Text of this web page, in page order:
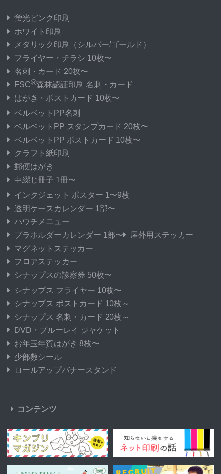
蛍光ピンク印刷
ホワイト印刷
メタリック印刷
（シルバー/ゴールド）
フライヤー・チラシ 10枚〜
名刺・カード 20枚〜
FSC®森林認証印刷 名刺・カード
はがき・ポストカード 10枚〜
ベルベットPP名刺
ベルベットPP スタンプカード 20枚〜
ベルベットPP ポストカード 10枚〜
クラフト紙印刷
郵便はがき
中綴じ冊子 1冊〜
インクジェット ポスター 1〜9枚
透明ケースカレンダー 1部〜
パウチメニュー
プラホルダーカレンダー 1部〜
屋外用ステッカー
マグネットステッカー
フロアステッカー
シナップスの診察券 50枚〜
シナップス フライヤー 10枚〜
シナップス ポストカード 10枚～
シナップス 名刺・カード 20枚～
DVD・ブルーレイ ジャケット
お年玉年賀はがき 8枚〜
少部数シール
ロールアップバナースタンド
コンテンツ